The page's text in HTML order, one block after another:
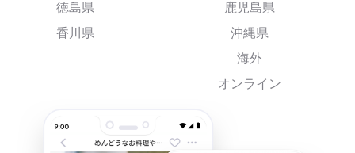
徳島県
香川県
鹿児島県
沖縄県
海外
オンライン